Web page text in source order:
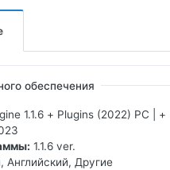
обеспечения
1.1.6 + Plugins (2022) PC |
1.1.6 ver.
Английский, Другие